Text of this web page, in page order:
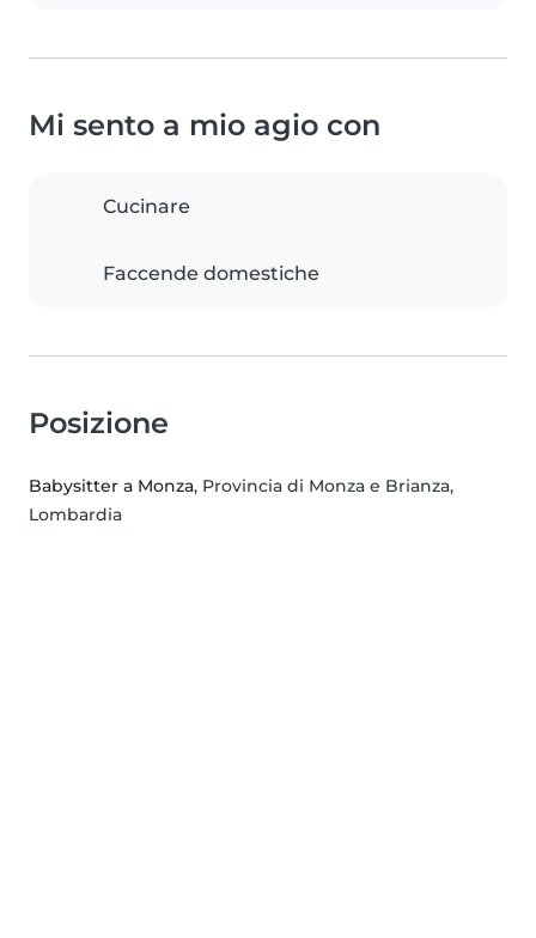
Mi sento a mio agio con
Cucinare
Faccende domestiche
Posizione
Babysitter a Monza, Provincia di Monza e Brianza,
Lombardia